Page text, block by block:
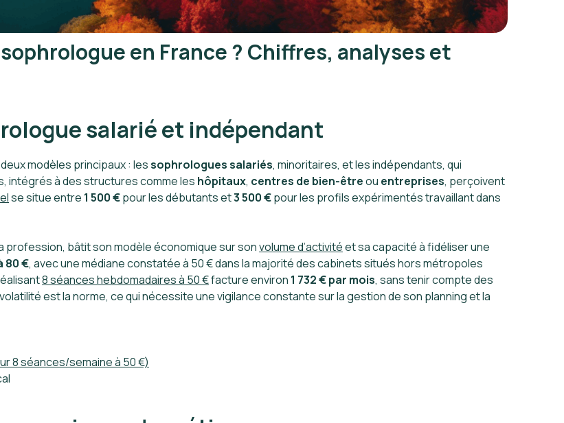
en France ? Chiffres, analyses et
salarié et indépendant
modèles principaux : lessophrologues salariés, minoritaires, et les indépendants, qui
intégrés à des structures comme les hôpitaux, centres de bien-êtreou entreprises, perçoivent
se situe entre 1 500 €pour les débutants et3 500 €pour les profils expérimentés travaillant dans
profession, bâtit son modèle économique sur sonvolume d’activitéet sa capacité à fidéliser une
80 €, avec une médiane constatée à 50 € dans la majorité des cabinets situés hors métropoles
8 séances hebdomadaires à 50 €facture environ 1 732 € par mois, sans tenir compte des
est la norme, ce qui nécessite une vigilance constante sur la gestion de son planning et la
8 séances/semaine à 50 €)